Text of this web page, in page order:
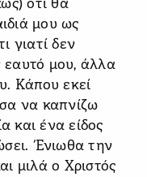
ότι θα
μου ως
γιατί δεν
μου, άλλα
Κάπου εκεί
να καπνίζω
και ένα είδος
Ένιωθα την
μιλά ο Χριστός